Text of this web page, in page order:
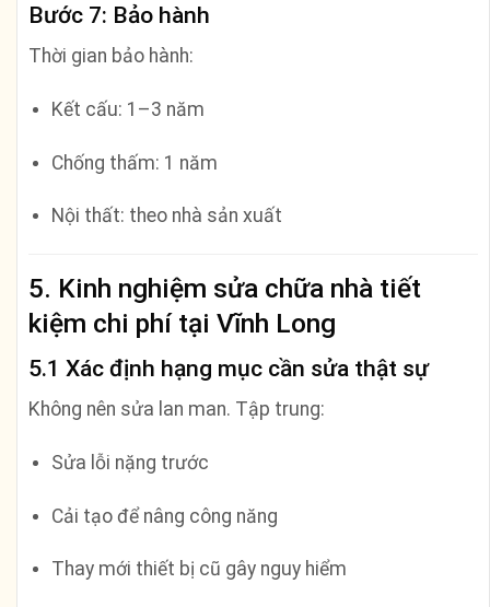
Bước 7: Bảo hành
Thời gian bảo hành:
Kết cấu: 1–3 năm
Chống thấm: 1 năm
Nội thất: theo nhà sản xuất
5. Kinh nghiệm sửa chữa nhà tiết
kiệm chi phí tại Vĩnh Long
5.1 Xác định hạng mục cần sửa thật sự
Không nên sửa lan man. Tập trung:
Sửa lỗi nặng trước
Cải tạo để nâng công năng
Thay mới thiết bị cũ gây nguy hiểm